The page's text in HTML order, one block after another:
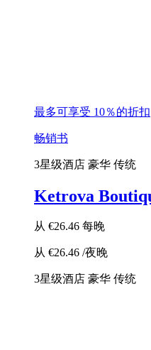
最多可享受 10％的折扣
畅销书
3星级酒店 豪华 传统
Ketrova
从 €26.46 每晚
从 €26.46 /夜晚
3星级酒店 豪华 传统